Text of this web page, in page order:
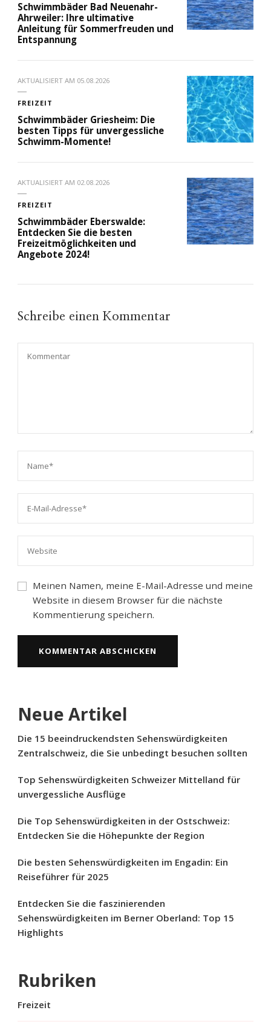
Schwimmbäder Bad Neuenahr-
Ahrweiler: Ihre ultimative
Anleitung für Sommerfreuden und
Entspannung
AKTUALISIERT AM 05.08.2026
FREIZEIT
Schwimmbäder Griesheim: Die
besten Tipps für unvergessliche
Schwimm-Momente!
AKTUALISIERT AM 02.08.2026
FREIZEIT
Schwimmbäder Eberswalde:
Entdecken Sie die besten
Freizeitmöglichkeiten und
Angebote 2024!
Schreibe einen Kommentar
Meinen Namen, meine E-Mail-Adresse und meine
Website in diesem Browser für die nächste
Kommentierung speichern.
Neue Artikel
Die 15 beeindruckendsten Sehenswürdigkeiten
Zentralschweiz, die Sie unbedingt besuchen sollten
Top Sehenswürdigkeiten Schweizer Mittelland für
unvergessliche Ausflüge
Die Top Sehenswürdigkeiten in der Ostschweiz:
Entdecken Sie die Höhepunkte der Region
Die besten Sehenswürdigkeiten im Engadin: Ein
Reiseführer für 2025
Entdecken Sie die faszinierenden
Sehenswürdigkeiten im Berner Oberland: Top 15
Highlights
Rubriken
Freizeit